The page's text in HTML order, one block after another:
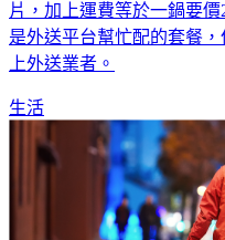
片，加上運費等於一鍋要
是外送平台幫忙配的套餐
上外送業者。
生活